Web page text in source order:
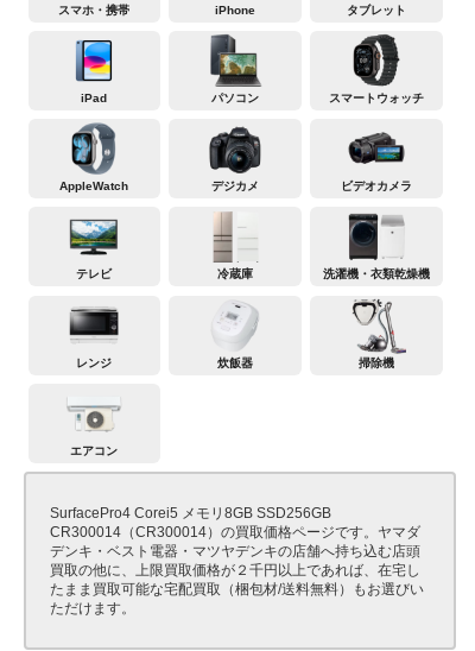
スマホ・携帯 iPhone タブレット
iPad パソコン スマートウォッチ
AppleWatch デジカメ ビデオカメラ
テレビ 冷蔵庫 洗濯機・衣類乾燥機
レンジ 炊飯器 掃除機
エアコン
SurfacePro4 Corei5 メモリ8GB SSD256GB
CR300014（CR300014）の買取価格ページです。ヤマダ
デンキ・ベスト電器・マツヤデンキの店舗へ持ち込む店頭
買取の他に、上限買取価格が２千円以上であれば、在宅し
たまま買取可能な宅配買取（梱包材/送料無料）もお選びい
ただけます。